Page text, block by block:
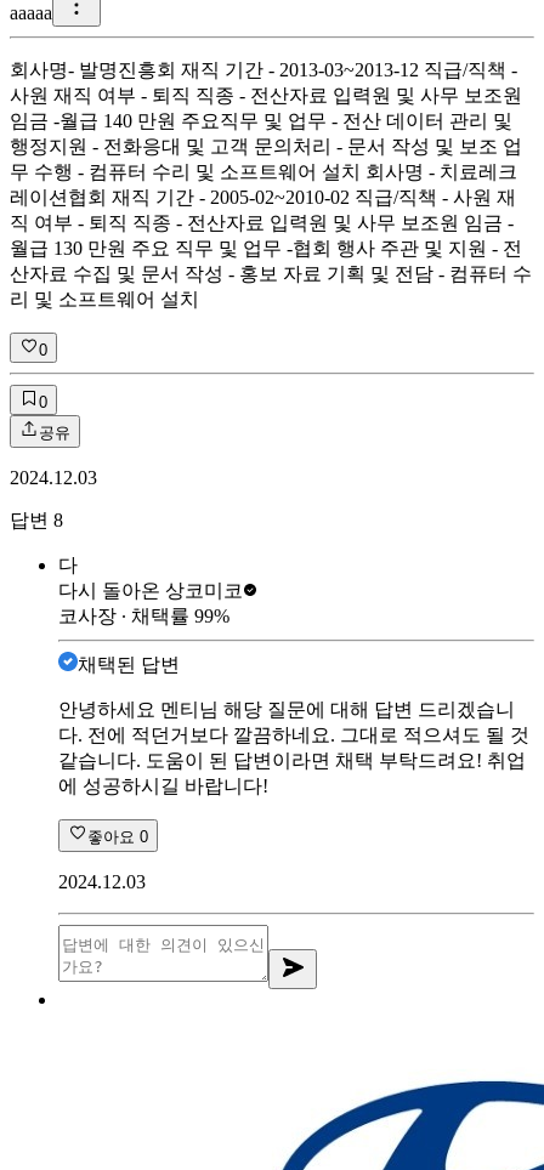
aaaaa
회사명- 발명진흥회 재직 기간 - 2013-03~2013-12 직급/직책 -
사원 재직 여부 - 퇴직 직종 - 전산자료 입력원 및 사무 보조원
임금 -월급 140 만원 주요직무 및 업무 - 전산 데이터 관리 및
행정지원 - 전화응대 및 고객 문의처리 - 문서 작성 및 보조 업
무 수행 - 컴퓨터 수리 및 소프트웨어 설치 회사명 - 치료레크
레이션협회 재직 기간 - 2005-02~2010-02 직급/직책 - 사원 재
직 여부 - 퇴직 직종 - 전산자료 입력원 및 사무 보조원 임금 -
월급 130 만원 주요 직무 및 업무 -협회 행사 주관 및 지원 - 전
산자료 수집 및 문서 작성 - 홍보 자료 기획 및 전담 - 컴퓨터 수
리 및 소프트웨어 설치
0
0
공유
2024.12.03
답변 8
다
다시 돌아온 상코미코
코사장 ∙ 채택률 99%
채택된 답변
안녕하세요 멘티님 해당 질문에 대해 답변 드리겠습니
다. 전에 적던거보다 깔끔하네요. 그대로 적으셔도 될 것
같습니다. 도움이 된 답변이라면 채택 부탁드려요! 취업
에 성공하시길 바랍니다!
좋아요 0
2024.12.03